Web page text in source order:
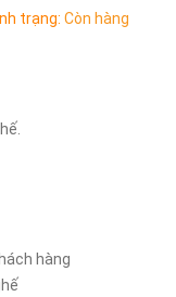
trạng: Còn hàng
hàng